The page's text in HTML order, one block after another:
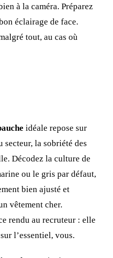
à la caméra. Préparez
éclairage de face.
tout, au cas où
idéale repose sur
la sobriété des
Décodez la culture de
ou le gris par défaut,
bien ajusté et
vêtement cher.
rendu au recruteur : elle
l’essentiel, vous.